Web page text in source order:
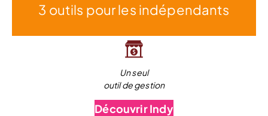
3 outils pour les indépendants
Un seul
outil de gestion
Découvrir Indy